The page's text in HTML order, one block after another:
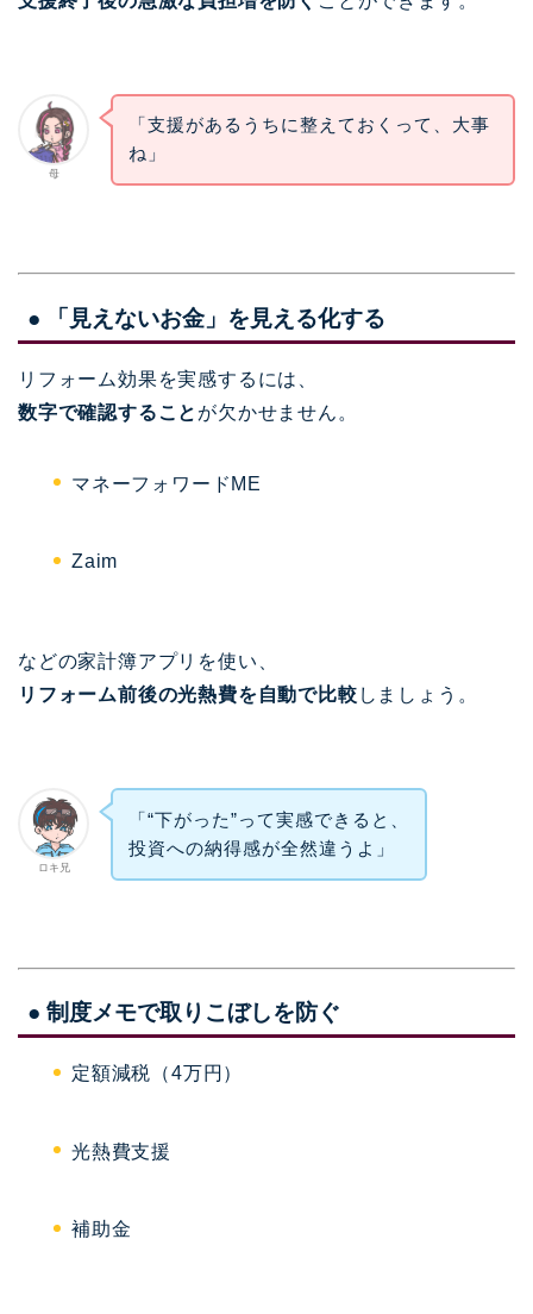
母
「支援があるうちに整えておくって、大事
ね」
● 「見えないお金」を見える化する
リフォーム効果を実感するには、
数字で確認すること が欠かせません。
マネーフォワードME
Zaim
などの家計簿アプリを使い、
リフォーム前後の光熱費を自動で比較 しましょう。
ロキ兄
「“下がった”って実感できると、
投資への納得感が全然違うよ」
● 制度メモで取りこぼしを防ぐ
定額減税（4万円）
光熱費支援
補助金